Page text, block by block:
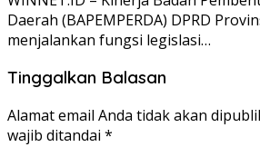
Daerah (BAPEMPERDA) DPRD
menjalankan fungsi legislasi…
Tinggalkan Balasan
Alamat email Anda tidak akan
wajib ditandai *